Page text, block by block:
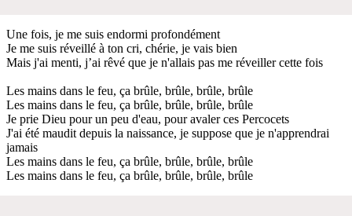
Une fois, je me suis endormi profondément
Je me suis réveillé à ton cri, chérie, je vais bien
Mais j'ai menti, j’ai rêvé que je n'allais pas me réveiller cette fois
Les mains dans le feu, ça brûle, brûle, brûle, brûle
Les mains dans le feu, ça brûle, brûle, brûle, brûle
Je prie Dieu pour un peu d'eau, pour avaler ces Percocets
J'ai été maudit depuis la naissance, je suppose que je n'apprendrai
jamais
Les mains dans le feu, ça brûle, brûle, brûle, brûle
Les mains dans le feu, ça brûle, brûle, brûle, brûle